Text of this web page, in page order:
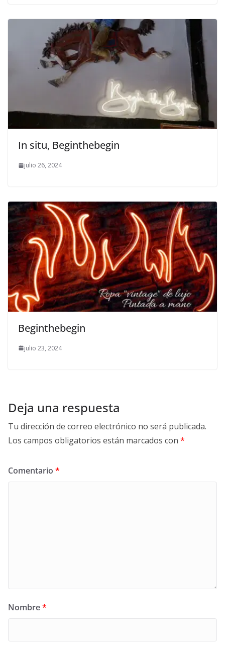
In situ, Beginthebegin
julio 26, 2024
Beginthebegin
julio 23, 2024
Deja una respuesta
Tu dirección de correo electrónico no será publicada.
Los campos obligatorios están marcados con *
Comentario *
Nombre*